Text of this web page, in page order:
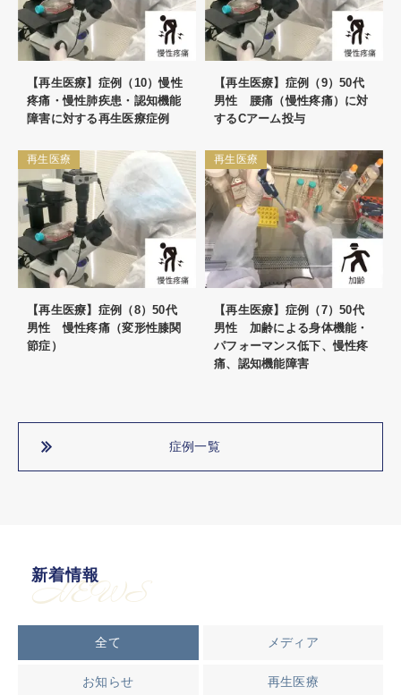
【再生医療】症例（10）慢性
疼痛・慢性肺疾患・認知機能
障害に対する再生医療症例
【再生医療】症例（9）50代
男性 腰痛（慢性疼痛）に対
するCアーム投与
再生医療
【再生医療】症例（8）50代
男性 慢性疼痛（変形性膝関
節症）
再生医療
【再生医療】症例（7）50代
男性 加齢による身体機能・
パフォーマンス低下、慢性疼
痛、認知機能障害
症例一覧
新着情報
NEWS
全て メディア
お知らせ 再生医療